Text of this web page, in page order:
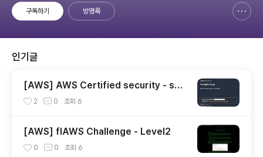
구독하기 방명록
인기글
[AWS] AWS Certified security - spe
cialty 자격증 후기(2023.07.09)
2 0 조회 6
[AWS] flAWS Challenge - Level2
0 0 조회 6